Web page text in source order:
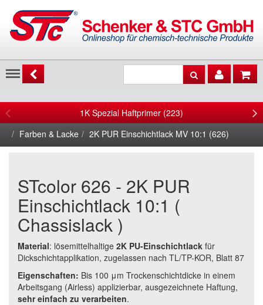
Menu
1K Spezial Haftprimer (223)
Farben & Lacke
2K PUR Einschichtlack MV 10:1 (626)
STcolor 626 - 2K PUR
Einschichtlack 10:1 (
Chassislack )
Material: lösemittelhaltige 2K PU-Einschichtlack für
Dickschichtapplikation, zugelassen nach TL/TP-KOR, Blatt 87
Eigenschaften: Bis 100 μm Trockenschichtdicke in einem
Arbeitsgang (Airless) applizierbar, ausgezeichnete Haftung,
sehr einfach zu verarbeiten.